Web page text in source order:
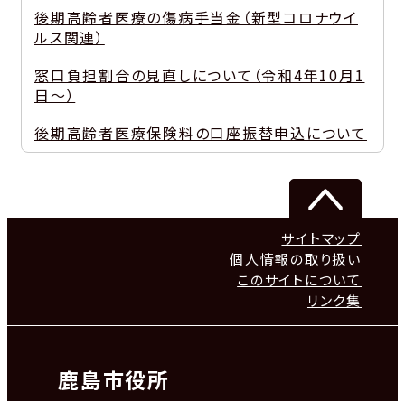
後期高齢者医療の傷病手当金（新型コロナウイ
ルス関連）
窓口負担割合の見直しについて（令和4年10月1
日～）
後期高齢者医療保険料の口座振替申込について
サイトマップ
個人情報の取り扱い
このサイトについて
リンク集
鹿島市役所